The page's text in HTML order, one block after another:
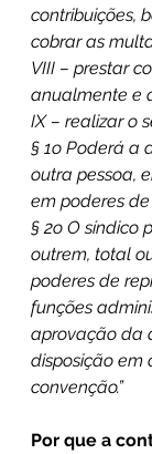
contribuições,
cobrar as
VIII – prestar
anualmente e
IX – realizar o
§ 1o Poderá a
outra pessoa,
em poderes
§ 2o O síndico
outrem, total
poderes de
funções
aprovação da
disposição em
convenção.”
Por que a